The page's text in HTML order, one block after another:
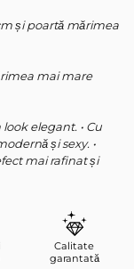
și poartă mărimea
mai mare
elegant. • Cu
și sexy. •
mai rafinat și
Calitate
garantată